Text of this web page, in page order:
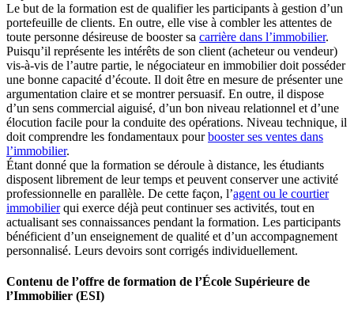
Le but de la formation est de qualifier les participants à gestion d’un
portefeuille de clients. En outre, elle vise à combler les attentes de
toute personne désireuse de booster sa carrière dans l’immobilier.
Puisqu’il représente les intérêts de son client (acheteur ou vendeur)
vis-à-vis de l’autre partie, le négociateur en immobilier doit posséder
une bonne capacité d’écoute. Il doit être en mesure de présenter une
argumentation claire et se montrer persuasif. En outre, il dispose
d’un sens commercial aiguisé, d’un bon niveau relationnel et d’une
élocution facile pour la conduite des opérations. Niveau technique, il
doit comprendre les fondamentaux pourbooster ses ventes dans
l’immobilier.
Étant donné que la formation se déroule à distance, les étudiants
disposent librement de leur temps et peuvent conserver une activité
professionnelle en parallèle. De cette façon, l’agent ou le courtier
immobilierqui exerce déjà peut continuer ses activités, tout en
actualisant ses connaissances pendant la formation. Les participants
bénéficient d’un enseignement de qualité et d’un accompagnement
personnalisé. Leurs devoirs sont corrigés individuellement.
Contenu de l’offre de formation de l’École Supérieure de
l’Immobilier (ESI)